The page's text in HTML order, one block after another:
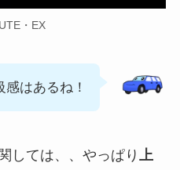
・EX
感はあるね！
しては、、やっぱり 上